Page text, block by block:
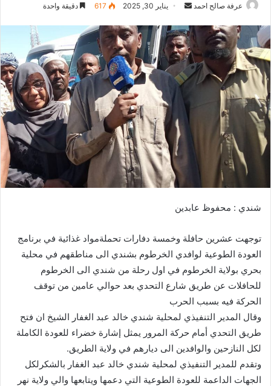
عرفة صالح احمد
س
ل
ب
ر
و
ي
ا
يناير 30, 2025 617 دقيقة واحدة
شندي : محفوظ عابدين
توجهت عشرين حافلة وخمسة دفارات تحملةمواد غذائية في برنامج
العودة الطوعية لوافدي الخرطوم بشندي الى مناطقهم في محلية
بحري بولاية الخرطوم في اول رحلة من شندي الى الخرطوم
للحافلات عن طريق شارع التحدي بعد حوالي عامين من توقف
الحركة فيه بسبب الحرب
وقال المدير التنفيذي لمحلية شندي خالد عبد الغفار الشيخ ان فتح
طريق التحدي أمام حركة المرور يمثل إشارة خضراء للعودة الكاملة
لكل النازحين والوافدين الى ديارهم في ولاية الطريق.
وتقدم للمدير التنفيذي لمحلية شندي خالد عبد الغفار بالشكرلكل
الجهات الداعمة للعودة الطوعية التي دعمها ويتابعها والي ولاية نهر